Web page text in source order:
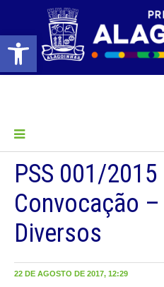
Barra de Ferramentas Aberta
PSS 001/2015
Convocação –
Diversos
22 DE AGOSTO DE 2017, 12:29